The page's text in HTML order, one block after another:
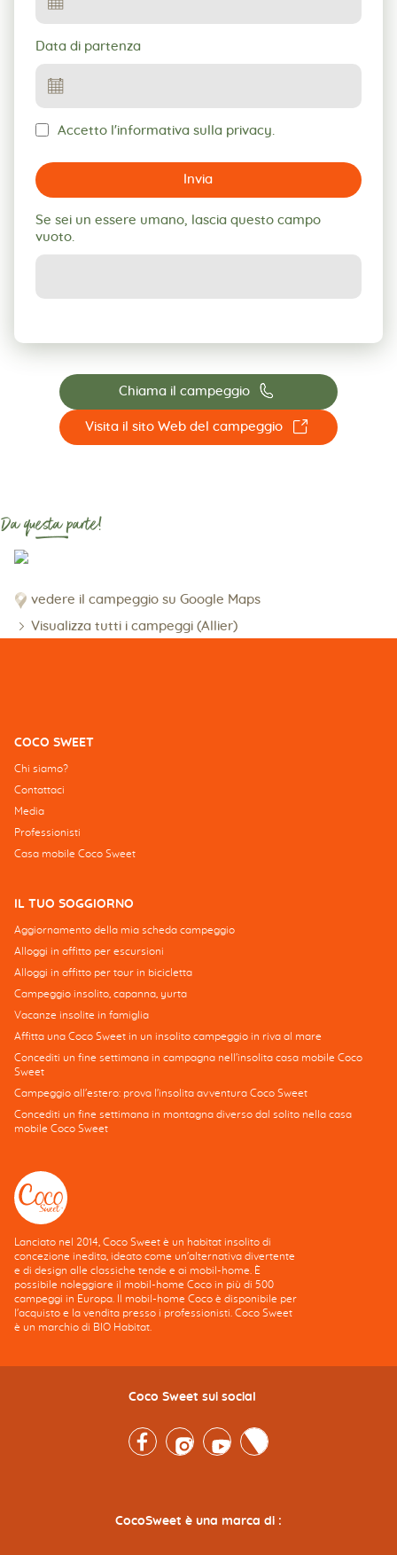
Data di partenza
Accetto l'informativa sulla privacy.
Invia
Se sei un essere umano, lascia questo campo
vuoto.
Chiama il campeggio 📞
Visita il sito Web del campeggio ☐
Da questa parte!
vedere il campeggio su Google Maps
Visualizza tutti i campeggi (Allier)
COCO SWEET
Chi siamo?
Contattaci
Media
Professionisti
Casa mobile Coco Sweet
IL TUO SOGGIORNO
Aggiornamento della mia scheda campeggio
Alloggi in affitto per escursioni
Alloggi in affitto per tour in bicicletta
Campeggio insolito, capanna, yurta
Vacanze insolite in famiglia
Affitta una Coco Sweet in un insolito campeggio in riva al mare
Concediti un fine settimana in campagna nell'insolita casa mobile Coco
Sweet
Campeggio all'estero: prova l'insolita avventura Coco Sweet
Concediti un fine settimana in montagna diverso dal solito nella casa
mobile Coco Sweet
Lanciato nel 2014, Coco Sweet è un habitat insolito di
concezione inedita, ideato come un'alternativa divertente
e di design alle classiche tende e ai mobil-home. È
possibile noleggiare il mobil-home Coco in più di 500
campeggi in Europa. Il mobil-home Coco è disponibile per
l'acquisto e la vendita presso i professionisti. Coco Sweet
è un marchio di BIO Habitat.
Coco Sweet sui social
FacebookInstagramYoutubeTwitter
CocoSweet è una marca di :